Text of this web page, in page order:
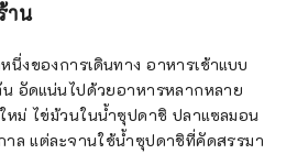
าน
งของการเดินทาง อาหารเช้าแบบ
อัดแน่นไปด้วยอาหารหลากหลาย
หม่ ไข่ม้วนในน้ำซุปดาชิ ปลาแซลมอน
าล แต่ละจานใช้น้ำซุปดาชิที่คัดสรรมา